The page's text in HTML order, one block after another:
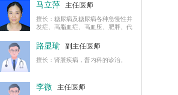
马立萍 主任医师
擅长：糖尿病及糖尿病各种急慢性并
发症、高脂血症、高血压、肥胖、代
等的诊治，以及糖尿病围手术期血糖
控制。
路显瑜 副主任医师
擅长：肾脏疾病，普内科的诊治。
李微 主任医师